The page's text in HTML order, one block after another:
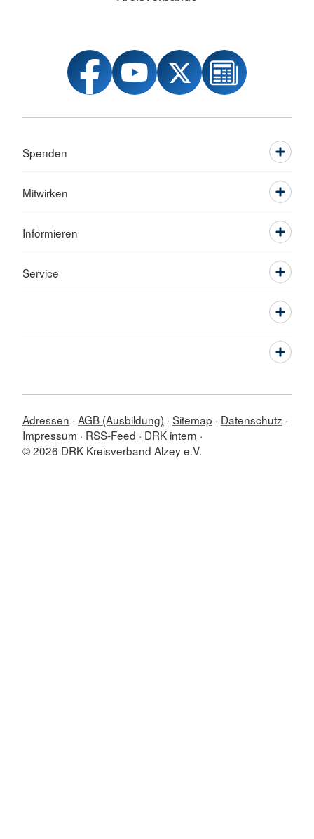
Spenden
Mitwirken
Informieren
Service
Adressen AGB (Ausbildung) Sitemap
Datenschutz
Impressum
RSS-Feed
DRK intern
© 2026 DRK Kreisverband Alzey e.V.